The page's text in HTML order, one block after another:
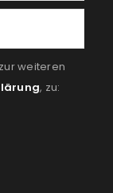
weiteren
, zu: